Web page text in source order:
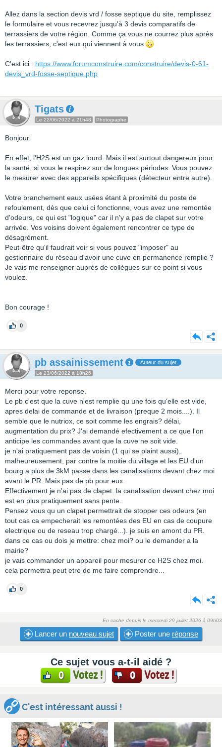
Allez dans la section devis vrd / fosse septique du site, remplissez
le formulaire et vous recevrez jusqu'à 3 devis comparatifs de
terrassiers de votre région. Comme ça vous ne courrez plus après
les terrassiers, c'est eux qui viennent à vous
C'est ici : https://www.forumconstruire.com/construire/devis-0-61-
devis_vrd-fosse-septique.php
Tigats
Le 22/06/2022 à 21h48 Photographe
Bonjour.
En effet, l'H2S est un gaz lourd. Mais il est surtout dangereux pour
la santé, si vous le respirez sur de longues périodes. Vous pouvez
le mesurer avec des appareils spécifiques (détecteur entre autre).
Votre branchement eaux usées étant à proximité du poste de
refoulement, dès que celui ci fonctionne, vous avez une remontée
d'odeurs, ce qui est "logique" car il n'y a pas de clapet sur votre
arrivée. Vos voisins doivent également rencontrer ce type de
désagrément.
Peut-être qu'il faudrait voir si vous pouvez "imposer" au
gestionnaire du réseau d'avoir une cuve en permanence remplie ?
Je vais me renseigner auprès de collègues sur ce point si vous
voulez.
Bon courage !
0
pb assainissement Auteur du sujet
Le 23/06/2022 à 18h26
Merci pour votre reponse.
Le pb c'est que la cuve n'est remplie qu une fois qu'elle est vide,
apres delai de commande et de livraison (preque 2 mois....). Il
semble que le nutriox, ce soit comme les engrais? délai,
augmentation du prix? J'ai demandé efectivement a ce que l'on
anticipe les commandes avant que la cuve ne soit vide.
je n'ai pratiquement pas de voisin (1 qui se plaint aussi),
malheureusement, par contre la moitie du village et les EU d'un
bourg a plus de 3kM passe dans les canalisations devant chez moi
avant le PR. Mais pas de pb pour eux.
Effectivement je n'ai pas de clapet. la canalisation devant chez moi
est en plus pratiquement sans pente.
Pensez vous qu un clapet permettrait de stopper ces odeurs (en
tout cas ca empecherait les remontées des EU en cas de coupure
electrique ou de reseau trop chargé...). je suis en amont du PR.
dans ce cas ou dois je mettre: chez moi? ou le demander a la
mairie?
je vais commander un appareil pour mesurer ce H2S chez moi.
cela permettra peut etre de me faire comprendre...
0
En cache depuis le mercredi 29 juillet 2026 à 09h03
Lancer un nouveau sujet Poster une réponse
Ce sujet vous a-t-il aidé ?
0 Votez ! 0 Votez !
C'est intéressant aussi !